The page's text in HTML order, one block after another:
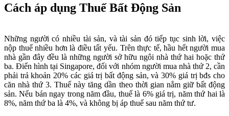
Cách áp dụng Thuế Bất Động Sản
Những người có nhiều tài sản, và tài sản đó tiếp tục sinh lời, việc
nộp thuế nhiều hơn là điều tất yếu. Trên thực tế, hầu hết người mua
nhà gần đây đều là những người sở hữu ngôi nhà thứ hai hoặc thứ
ba. Điển hình tại Singapore, đối với nhóm người mua nhà thứ 2, cần
phải trả khoản 20% các giá trị bất động sản, và 30% giá trị bđs cho
căn nhà thứ 3. Thuế này tăng dần theo thời gian nắm giữ bất động
sản. Nếu bán ngay trong năm đầu, thuế là 6% giá trị, năm thứ hai là
8%, năm thứ ba là 4%, và không bị áp thuế sau năm thứ tư.